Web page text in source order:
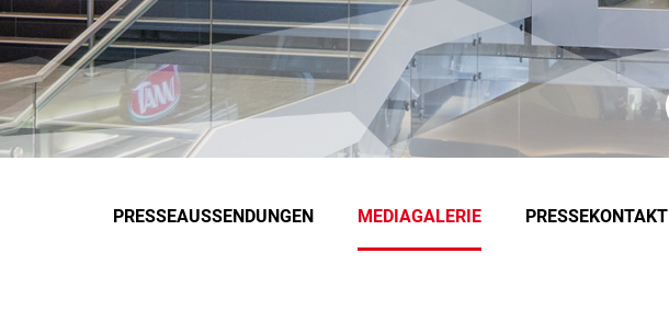
PRESSEAUSSENDUNGEN MEDIAGALERIE PRESSEKONTAKT